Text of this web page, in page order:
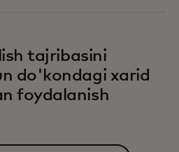
tajribasini
do'kondagi xarid
foydalanish